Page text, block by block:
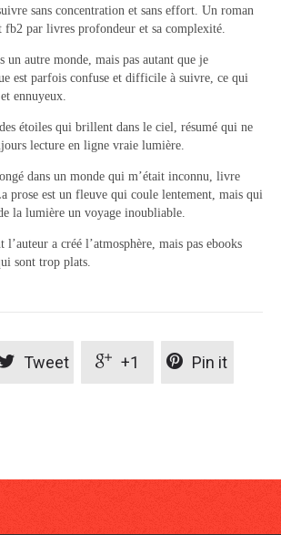
sans concentration et sans effort. Un roman
fb2 par livres profondeur et sa complexité.
un autre monde, mais pas autant que je
est parfois confuse et difficile à suivre, ce qui
ennuyeux.
étoiles qui brillent dans le ciel, résumé qui ne
lecture en ligne vraie lumière.
dans un monde qui m’était inconnu, livre
prose est un fleuve qui coule lentement, mais qui
la lumière un voyage inoubliable.
l’auteur a créé l’atmosphère, mais pas ebooks
sont trop plats.
Tweet  +1  Pin it